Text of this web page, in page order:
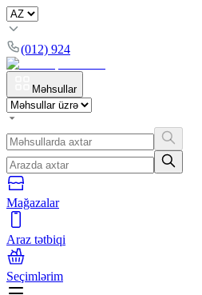
(012) 924
Məhsullar
Mağazalar
Araz tətbiqi
Seçimlərim